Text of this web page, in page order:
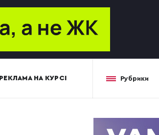
РЕКЛАМА НА КУРСІ Рубрики